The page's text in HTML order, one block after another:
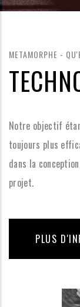
METAMORPHE -
Notre objectif
toujours plus
dans la
projet.
PLUS